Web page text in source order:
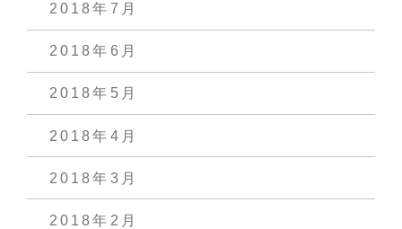
2018年7月
2018年6月
2018年5月
2018年4月
2018年3月
2018年2月